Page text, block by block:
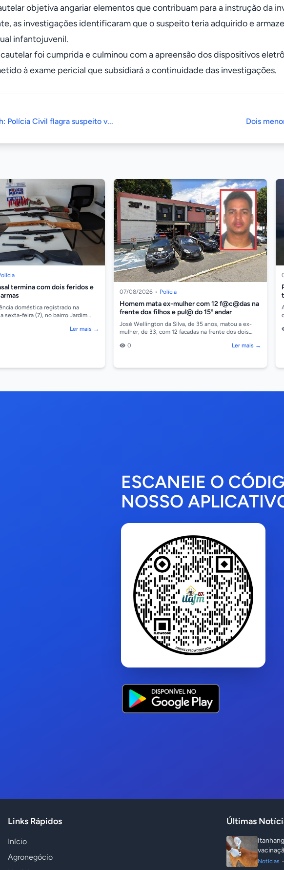
objetiva angariar elementos que contribuam para a instrução da
as investigações identificaram que o suspeito teria adquirido e
infantojuvenil.
foi cumprida e culminou com a apreensão dos dispositivos
à exame pericial que subsidiará a continuidade das investigações.
Polícia Civil flagra suspeito v... Dois
termina com dois feridos e
doméstica registrado na
sexta-feira (7), no bairro Jardim
Ler mais →
07/08/2026 • Polícia
Homem mata ex-mulher com 12 f@c@das na
frente dos filhos e pul@ do 15º andar
José Wellington da Silva, de 35 anos, matou a ex-
mulher, de 33, com 12 facadas na frente dos dois
0
Ler mais →
ESCANEIE O
NOSSO
Links Rápidos
Início
Agronegócio
Últimas
Notícias •